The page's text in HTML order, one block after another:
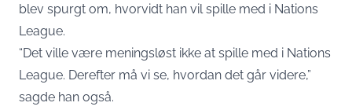
blev spurgt om, hvorvidt han vil spille med i Nations
League.
“Det ville være meningsløst ikke at spille med i Nations
League. Derefter må vi se, hvordan det går videre,”
sagde han også.